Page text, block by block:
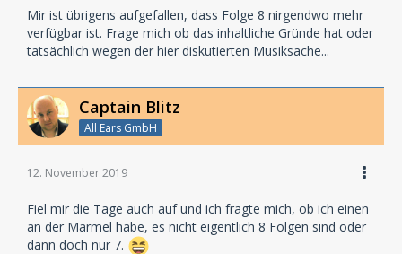
Mir ist übrigens aufgefallen, dass Folge 8 nirgendwo mehr
verfügbar ist. Frage mich ob das inhaltliche Gründe hat oder
tatsächlich wegen der hier diskutierten Musiksache...
Captain Blitz
All Ears GmbH
12. November 2019
Fiel mir die Tage auch auf und ich fragte mich, ob ich einen
an der Marmel habe, es nicht eigentlich 8 Folgen sind oder
dann doch nur 7.